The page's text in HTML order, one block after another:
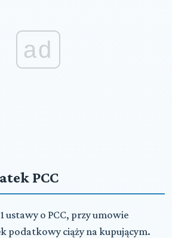
ad
PCC
ustawy o PCC, przy umowie
podatkowy ciąży na kupującym.